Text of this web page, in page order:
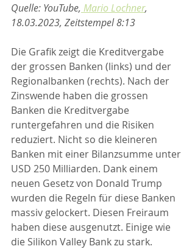
Quelle: YouTube, Mario Lochner,
18.03.2023, Zeitstempel 8:13
Die Grafik zeigt die Kreditvergabe
der grossen Banken (links) und der
Regionalbanken (rechts). Nach der
Zinswende haben die grossen
Banken die Kreditvergabe
runtergefahren und die Risiken
reduziert. Nicht so die kleineren
Banken mit einer Bilanzsumme unter
USD 250 Milliarden. Dank einem
neuen Gesetz von Donald Trump
wurden die Regeln für diese Banken
massiv gelockert. Diesen Freiraum
haben diese ausgenutzt. Einige wie
die Silikon Valley Bank zu stark.